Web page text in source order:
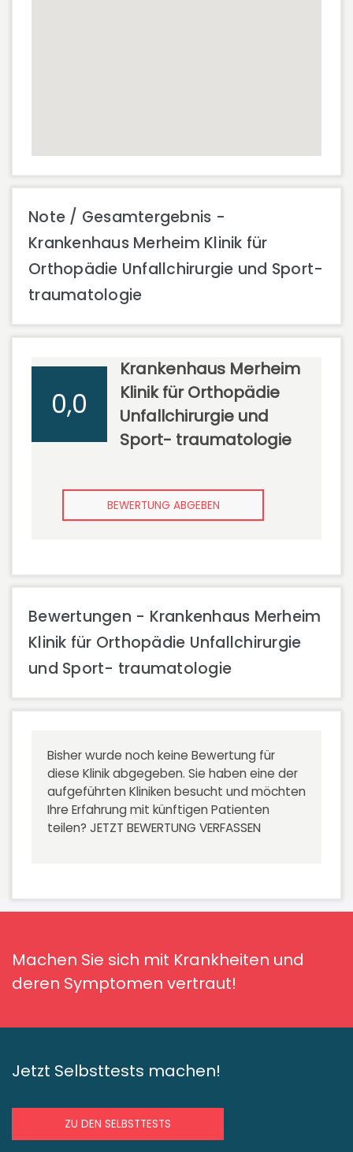
Note / Gesamtergebnis -
Krankenhaus Merheim Klinik für
Orthopädie Unfallchirurgie und Sport-
traumatologie
0,0
Krankenhaus Merheim
Klinik für Orthopädie
Unfallchirurgie und
Sport- traumatologie
BEWERTUNG ABGEBEN
Bewertungen - Krankenhaus Merheim
Klinik für Orthopädie Unfallchirurgie
und Sport- traumatologie
Bisher wurde noch keine Bewertung für
diese Klinik abgegeben. Sie haben eine der
aufgeführten Kliniken besucht und möchten
Ihre Erfahrung mit künftigen Patienten
teilen? JETZT BEWERTUNG VERFASSEN
Machen Sie sich mit Krankheiten und
deren Symptomen vertraut!
Jetzt Selbsttests machen!
ZU DEN SELBSTTESTS